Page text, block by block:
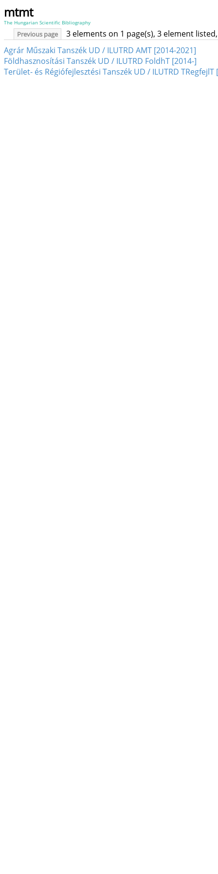
mtmt
The Hungarian Scientific Bibliography
Previous page
3 elements on 1 page(s), 3 element
Agrár Műszaki Tanszék UD / ILUTRD AMT [2014-2021]
Földhasznosítási Tanszék UD / ILUTRD FoldhT [2014-]
Terület- és Régiófejlesztési Tanszék UD / ILUTRD TRegfejlT